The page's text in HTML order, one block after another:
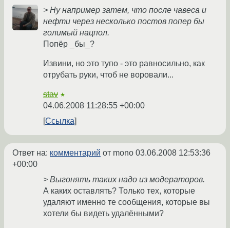
> Ну например затем, что после чавеса и
нефти через несколько постов попер бы
голимый нацпол.
Попёр _бы_?
Извини, но это тупо - это равносильно, как
отрубать руки, чтоб не воровали...
stav ★
04.06.2008 11:28:55 +00:00
Ссылка
Ответ на: комментарий от mono 03.06.2008 12:53:36
+00:00
> Выгонять таких надо из модераторов.
А каких оставлять? Только тех, которые
удаляют именно те сообщения, которые вы
хотели бы видеть удалёнными?